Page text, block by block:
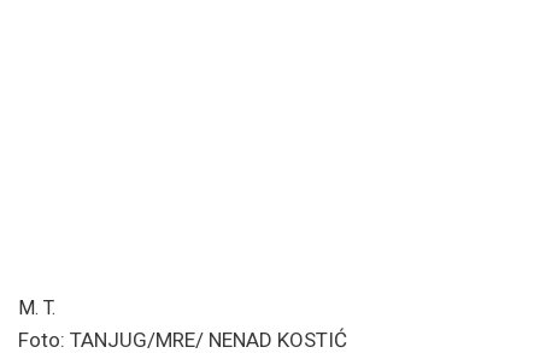
M. T.
Foto: TANJUG/MRE/ NENAD KOSTIĆ